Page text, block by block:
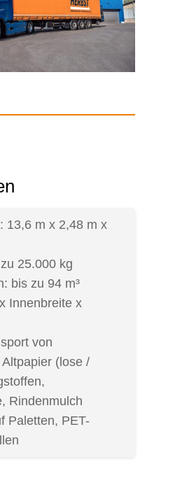
13,6 m x 2,48 m x
25.000 kg
bis zu 94 m³
Innenbreite x
von
(lose /
Rindenmulch
Paletten, PET-